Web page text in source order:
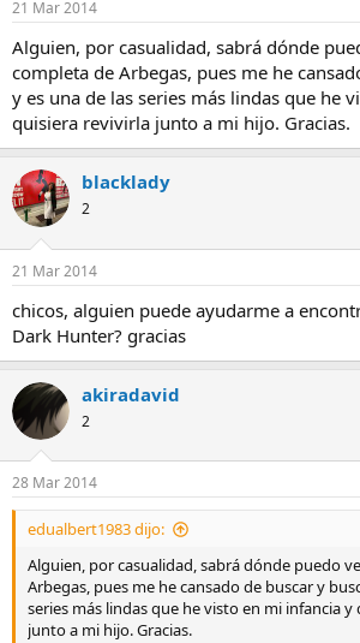
21 Mar 2014
Alguien, por casualidad, sabrá dónde
completa de Arbegas, pues me he
y es una de las series más lindas que he
quisiera revivirla junto a mi hijo. Gracias.
blacklady
2
21 Mar 2014
chicos, alguien puede ayudarme a
Dark Hunter? gracias
akiradavid
2
28 Mar 2014
edualbert1983 dijo:
Alguien, por casualidad, sabrá dónde puedo
Arbegas, pues me he cansado de buscar y
series más lindas que he visto en mi infancia
junto a mi hijo. Gracias.